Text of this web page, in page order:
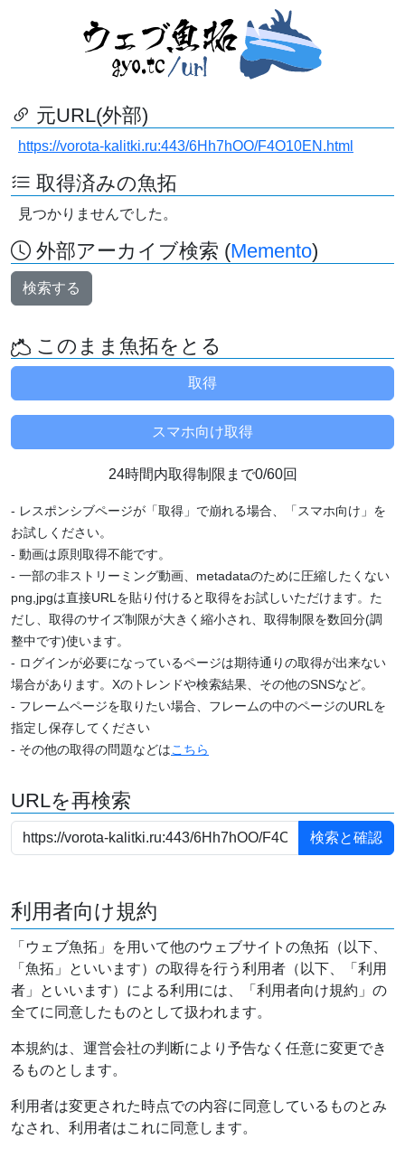
元URL(外部)
https://vorota-kalitki.ru:443/6Hh7hOO/F4O10EN.html
取得済みの魚拓
見つかりませんでした。
外部アーカイブ検索 (Memento)
検索する
このまま魚拓をとる
24時間内取得制限まで0/60回
- レスポンシブページが「取得」で崩れる場合、「スマホ向け」を
お試しください。
- 動画は原則取得不能です。
- 一部の非ストリーミング動画、metadataのために圧縮したくない
png,jpgは直接URLを貼り付けると取得をお試しいただけます。た
だし、取得のサイズ制限が大きく縮小され、取得制限を数回分(調
整中です)使います。
- ログインが必要になっているページは期待通りの取得が出来ない
場合があります。Xのトレンドや検索結果、その他のSNSなど。
- フレームページを取りたい場合、フレームの中のページのURLを
指定し保存してください
- その他の取得の問題などはこちら
URLを再検索
利用者向け規約
「ウェブ魚拓」を用いて他のウェブサイトの魚拓（以下、
「魚拓」といいます）の取得を行う利用者（以下、「利用
者」といいます）による利用には、「利用者向け規約」の
全てに同意したものとして扱われます。
本規約は、運営会社の判断により予告なく任意に変更でき
るものとします。
利用者は変更された時点での内容に同意しているものとみ
なされ、利用者はこれに同意します。